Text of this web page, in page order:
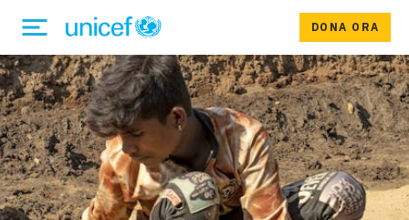
DONA ORA